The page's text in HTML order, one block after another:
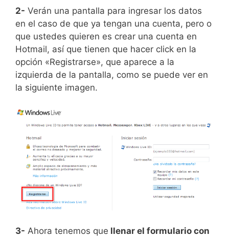
2- Verán una pantalla para ingresar los datos
en el caso de que ya tengan una cuenta, pero o
que ustedes quieren es crear una cuenta en
Hotmail, así que tienen que hacer click en la
opción «Registrarse», que aparece a la
izquierda de la pantalla, como se puede ver en
la siguiente imagen.
3- Ahora tenemos que llenar el formulario con